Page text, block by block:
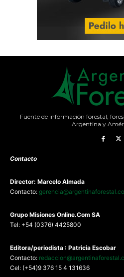
Fuente de información forestal,
Argentina y
Contacto
Director: Marcelo Almada
Contacto:
Grupo Misiones Online.Com SA
Tel: +54 (0376) 4425800
Editora/periodista : Patricia Escobar
Contacto:
Cel: (+54)9 376 15 4 131636